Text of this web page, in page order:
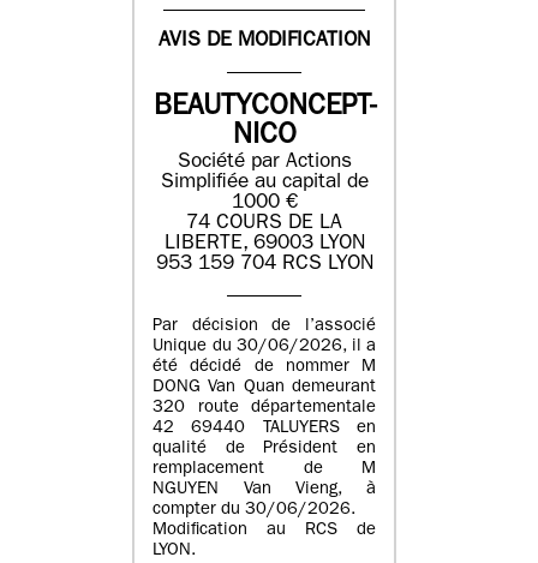
AVIS DE MODIFICATION
BEAUTYCONCEPT-
NICO
Société par Actions
Simplifiée au capital de
1000 €
74 COURS DE LA
LIBERTE, 69003 LYON
953 159 704 RCS LYON
Par décision de l’associé
Unique du 30/06/2026, il a
été décidé de nommer M
DONG Van Quan demeurant
320 route départementale
42 69440 TALUYERS en
qualité de Président en
remplacement de M
NGUYEN Van Vieng, à
compter du 30/06/2026.
Modification au RCS de
LYON.